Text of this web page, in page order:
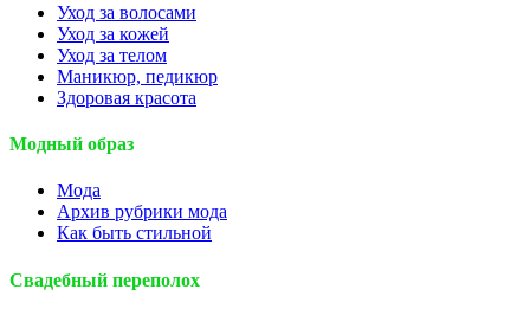
Уход за волосами
Уход за кожей
Уход за телом
Маникюр, педикюр
Здоровая красота
Модный образ
Мода
Архив рубрики мода
Как быть стильной
Свадебный переполох